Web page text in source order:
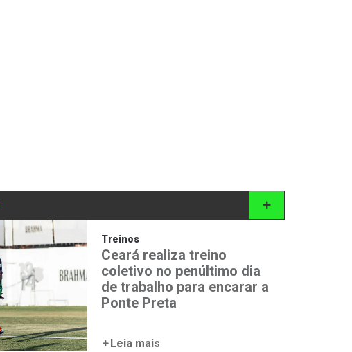
Treinos
Ceará realiza treino
coletivo no penúltimo dia
de trabalho para encarar a
Ponte Preta
Leia mais